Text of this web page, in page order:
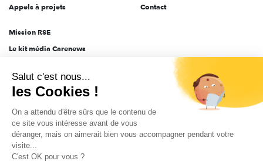
Appels à projets
Contact
Mission RSE
Le kit média Carenews
AEF info
Novethic
PRODURABLE
Inclusiv Day
Salut c'est nous...
les Cookies !
On a attendu d'être sûrs que le contenu de
ce site vous intéresse avant de vous
déranger, mais on aimerait bien vous accompagner pendant votre
visite...
C'est OK pour vous ?